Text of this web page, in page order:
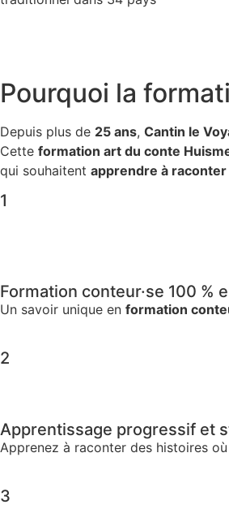
Pourquoi la
Depuis plus de 25 ans, Cantin le
Cette formation art du conte
qui souhaitent apprendre à
1
Formation conteur·se 100 %
Un savoir unique en formation
2
Apprentissage progressif et
Apprenez à raconter des histoires
3